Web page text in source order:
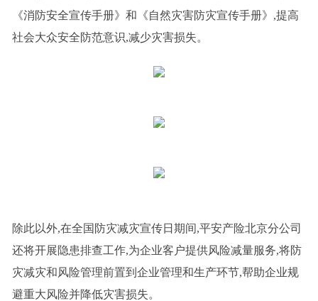
《消防安全宣传手册》和《自然灾害防灾宣传手册》,提高
社会大众安全防范意识,减少灾害损失。
除此以外,在全国防灾减灾宣传日期间,平安产险北京分公司
还将开展隐患排查工作,为企业客户提供风险减量服务,将防
灾减灾和风险管理前置到企业管理和生产环节,帮助企业规
避重大风险并降低灾害损失。